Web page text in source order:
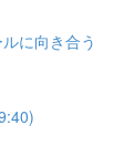
に向き合う